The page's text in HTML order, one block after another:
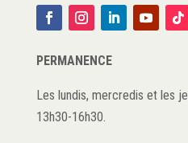
PERMANENCE
Les lundis, mercredis et les
13h30-16h30.